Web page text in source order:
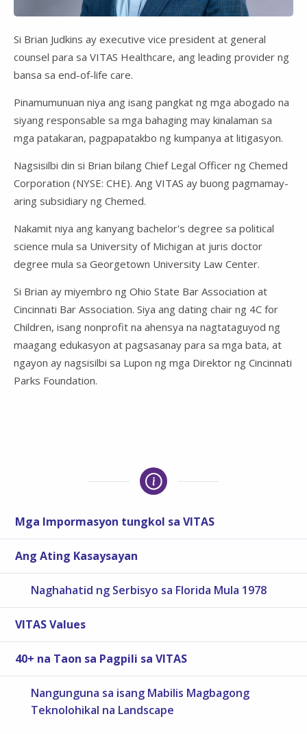
Si Brian Judkins ay executive vice president at general
counsel para sa VITAS Healthcare, ang leading provider ng
bansa sa end-of-life care.
Pinamumunuan niya ang isang pangkat ng mga abogado na
siyang responsable sa mga bahaging may kinalaman sa
mga patakaran, pagpapatakbo ng kumpanya at litigasyon.
Nagsisilbi din si Brian bilang Chief Legal Officer ng Chemed
Corporation (NYSE: CHE). Ang VITAS ay buong pagmamay-
aring subsidiary ng Chemed.
Nakamit niya ang kanyang bachelor's degree sa political
science mula sa University of Michigan at juris doctor
degree mula sa Georgetown University Law Center.
Si Brian ay miyembro ng Ohio State Bar Association at
Cincinnati Bar Association. Siya ang dating chair ng 4C for
Children, isang nonprofit na ahensya na nagtataguyod ng
maagang edukasyon at pagsasanay para sa mga bata, at
ngayon ay nagsisilbi sa Lupon ng mga Direktor ng Cincinnati
Parks Foundation.
Mga Impormasyon tungkol sa VITAS
Ang Ating Kasaysayan
Naghahatid ng Serbisyo sa Florida Mula 1978
VITAS Values
40+ na Taon sa Pagpili sa VITAS
Nangunguna sa isang Mabilis Magbagong
Teknolohikal na Landscape